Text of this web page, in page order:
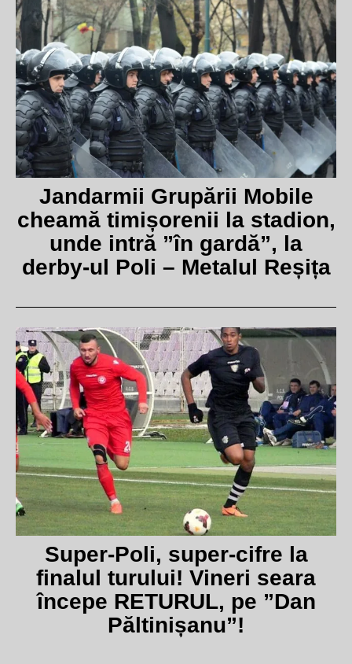
Jandarmii Grupării Mobile
cheamă timișorenii la stadion,
unde intră ”în gardă”, la
derby-ul Poli – Metalul Reșița
Super-Poli, super-cifre la
finalul turului! Vineri seara
începe RETURUL, pe ”Dan
Păltinișanu”!